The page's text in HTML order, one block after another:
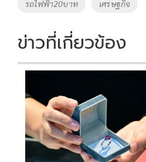
k
รถไฟฟ้า20บาท เศรษฐกิจ
ข่าวที่เกี่ยวข้อง